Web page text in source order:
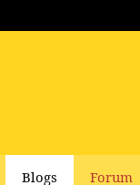
Blogs Forum